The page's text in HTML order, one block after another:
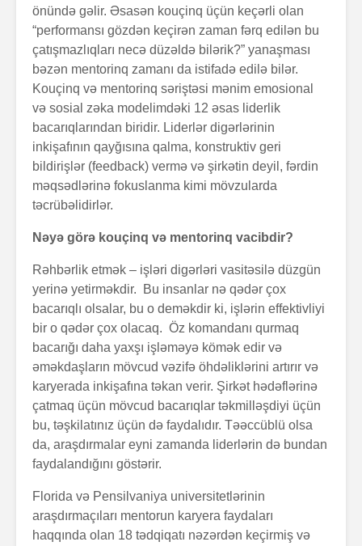
önündə gəlir. Əsasən kouçinq üçün keçərli olan
“performansı gözdən keçirən zaman fərq edilən bu
çatışmazlıqları necə düzəldə bilərik?” yanaşması
bəzən mentorinq zamanı da istifadə edilə bilər.
Kouçinq və mentorinq səriştəsi mənim emosional
və sosial zəka modelimdəki 12 əsas liderlik
bacarıqlarından biridir. Liderlər digərlərinin
inkişafının qayğısına qalma, konstruktiv geri
bildirişlər (feedback) vermə və şirkətin deyil, fərdin
məqsədlərinə fokuslanma kimi mövzularda
təcrübəlidirlər.
Nəyə görə kouçinq və mentorinq vacibdir?
Rəhbərlik etmək – işləri digərləri vasitəsilə düzgün
yerinə yetirməkdir. Bu insanlar nə qədər çox
bacarıqlı olsalar, bu o deməkdir ki, işlərin effektivliyi
bir o qədər çox olacaq. Öz komandanı qurmaq
bacarığı daha yaxşı işləməyə kömək edir və
əməkdaşların mövcud vəzifə öhdəliklərini artırır və
karyerada inkişafına təkan verir. Şirkət hədəflərinə
çatmaq üçün mövcud bacarıqlar təkmilləşdiyi üçün
bu, təşkilatınız üçün də faydalıdır. Təəccüblü olsa
da, araşdırmalar eyni zamanda liderlərin də bundan
faydalandığını göstərir.
Florida və Pensilvaniya universitetlərinin
araşdırmaçıları mentorun karyera faydaları
haqqında olan 18 tədqiqatı nəzərdən keçirmiş və
“Ulduzlu gecə”
necə yarandı?
Özünüdərketmə
nədir və necə
formalaşdırılır?
Zalım padşahla
düzdanışan
qocanın hekayəti
Problem nədədir?
Zaman keçir,